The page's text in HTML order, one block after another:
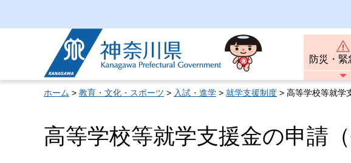
神奈川県
防災・緊
ホーム > 教育・文化・スポーツ > 入試・進学 > 就学支援制度 > 高等学校等就学
高等学校等就学支援金の申請